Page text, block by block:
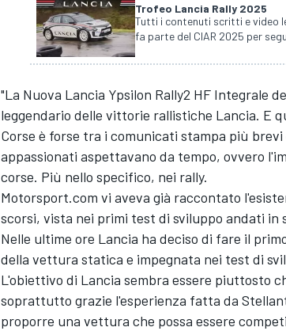
MONOPOSTO
Trofeo Lancia Rally 2025
Tutti i contenuti scritti e video
fa parte del CIAR 2025 per
"La Nuova Lancia Ypsilon Rally2 HF Integrale
leggendario delle vittorie rallistiche Lancia. E
Corse è forse tra i comunicati stampa più
appassionati aspettavano da tempo, ovvero
corse. Più nello specifico, nei rally.
Motorsport.com vi aveva già raccontato
scorsi, vista nei primi test di sviluppo andati in
Nelle ultime ore Lancia ha deciso di fare il
della vettura statica e impegnata nei test di
L'obiettivo di Lancia sembra essere piuttosto
soprattutto grazie l'esperienza fatta da
proporre una vettura che possa essere